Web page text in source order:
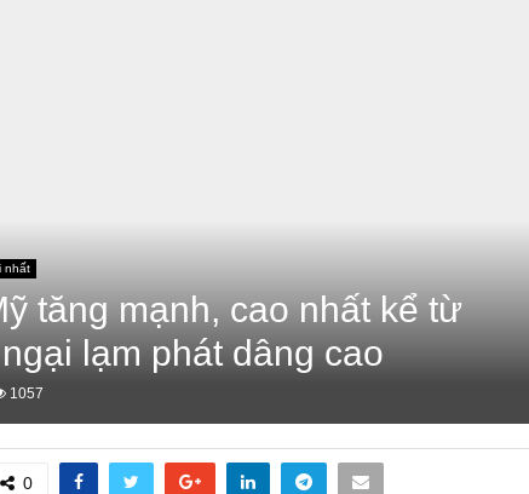
nhất
tăng mạnh, cao nhất kể từ
lạm phát dâng cao
1057
0